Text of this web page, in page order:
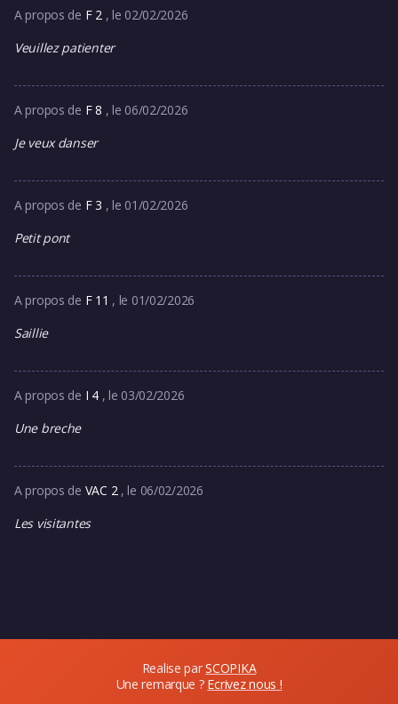
A propos de F 2 , le 02/02/2026
Veuillez patienter
A propos de F 8 , le 06/02/2026
Je veux danser
A propos de F 3 , le 01/02/2026
Petit pont
A propos de F 11 , le 01/02/2026
Saillie
A propos de I 4 , le 03/02/2026
Une breche
A propos de VAC 2 , le 06/02/2026
Les visitantes
Realise parSCOPIKA
Une remarque ? Ecrivez nous !